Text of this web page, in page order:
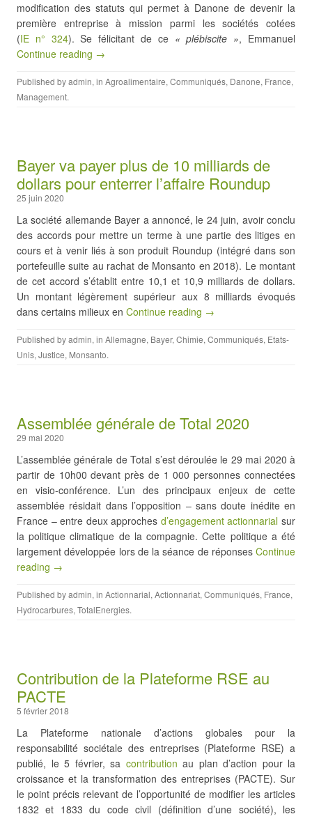
modification des statuts qui permet à Danone de devenir la
première entreprise à mission parmi les sociétés cotées
(IE n° 324). Se félicitant de ce « plébiscite », Emmanuel
Continue reading →
Published byadmin, in Agroalimentaire, Communiqués, Danone, France,
Management.
Bayer va payer plus de 10 milliards de
dollars pour enterrer l’affaire Roundup
25 juin 2020
La société allemande Bayer a annoncé, le 24 juin, avoir conclu
des accords pour mettre un terme à une partie des litiges en
cours et à venir liés à son produit Roundup (intégré dans son
portefeuille suite au rachat de Monsanto en 2018). Le montant
de cet accord s’établit entre 10,1 et 10,9 milliards de dollars.
Un montant légèrement supérieur aux 8 milliards évoqués
dans certains milieux en Continue reading →
Published byadmin, in Allemagne, Bayer, Chimie, Communiqués, Etats-
Unis, Justice, Monsanto.
Assemblée générale de Total 2020
29 mai 2020
L’assemblée générale de Total s’est déroulée le 29 mai 2020 à
partir de 10h00 devant près de 1 000 personnes connectées
en visio-conférence. L’un des principaux enjeux de cette
assemblée résidait dans l’opposition – sans doute inédite en
France – entre deux approches d’engagement actionnarial sur
la politique climatique de la compagnie. Cette politique a été
largement développée lors de la séance de réponses Continue
reading →
Published byadmin, in Actionnarial, Actionnariat, Communiqués, France,
Hydrocarbures, TotalEnergies.
Contribution de la Plateforme RSE au
PACTE
5 février 2018
La Plateforme nationale d’actions globales pour la
responsabilité sociétale des entreprises (Plateforme RSE) a
publié, le 5 février, sa contribution au plan d’action pour la
croissance et la transformation des entreprises (PACTE). Sur
le point précis relevant de l’opportunité de modifier les articles
1832 et 1833 du code civil (définition d’une société), les